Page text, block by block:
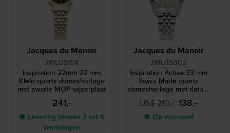
Jacques du Manoir
JWL05104
Inspiration 22mm 22 mm
Klein quartz dameshorloge
met zwarte MOP wijzerplaat
241,-
● Levering binnen 3 tot 6
werkdagen
Jacques du Manoir
JWL05002
Inspiration Active 33 mm
Swiss Made quartz
dameshorloge met datum
en een parelmoer
wijzerplaat
US$ 210,- 138,-
● Op voorraad